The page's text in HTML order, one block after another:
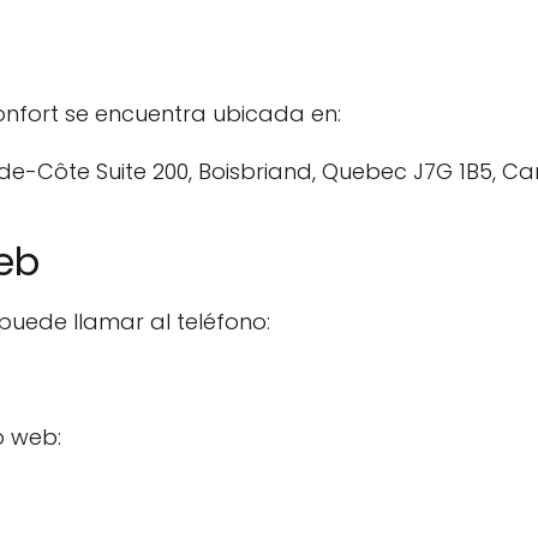
se encuentra ubicada en:
Côte Suite 200, Boisbriand, Quebec J7G 1B5,
llamar al teléfono:
web: